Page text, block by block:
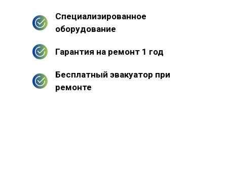
Специализированное
оборудование
Гарантия на ремонт 1 год
Бесплатный эвакуатор при
ремонте